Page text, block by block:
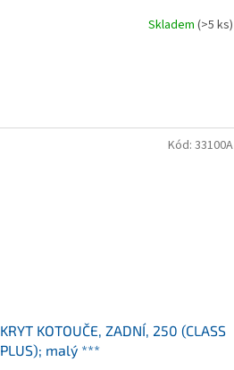
Skladem (>5 ks)
KRYT KOTOUČE, ZADNÍ, 250 (CLASS
PLUS); malý ***
Kód: 33100A